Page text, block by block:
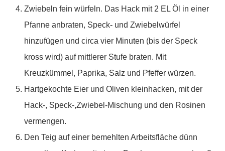
Zwiebeln fein würfeln. Das Hack mit 2 EL Öl in einer
Pfanne anbraten, Speck- und Zwiebelwürfel
hinzufügen und circa vier Minuten (bis der Speck
kross wird) auf mittlerer Stufe braten. Mit
Kreuzkümmel, Paprika, Salz und Pfeffer würzen.
Hartgekochte Eier und Oliven kleinhacken, mit der
Hack-, Speck-,Zwiebel-Mischung und den Rosinen
vermengen.
Den Teig auf einer bemehlten Arbeitsfläche dünn